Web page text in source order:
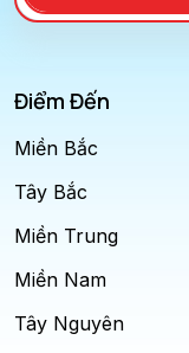
Điểm Đến
Miền Bắc
Tây Bắc
Miền Trung
Miền Nam
Tây Nguyên